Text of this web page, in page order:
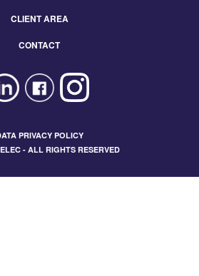
CLIENT AREA
CONTACT
PRIVACY POLICY
- ALL RIGHTS RESERVED